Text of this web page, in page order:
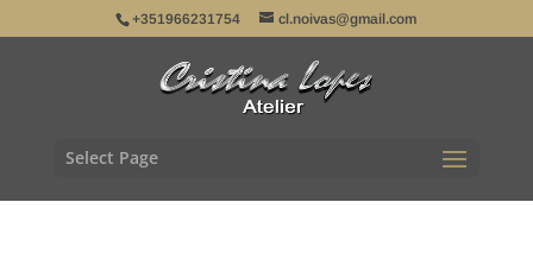
+351966231754 cl.noivas@gmail.com
Select Page